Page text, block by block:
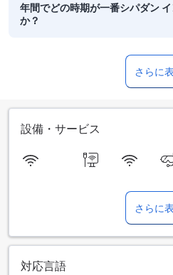
年間でどの時期が一番シパダン
か？
さらに
設備・サービス
さらに
対応言語